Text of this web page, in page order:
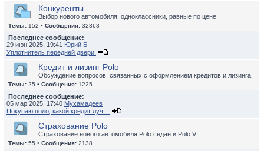
Конкуренты
Выбор нового автомобиля, одноклассники, равные по цене
Темы: 152 • Сообщения: 32363
Последнее сообщение:
29 июн 2025, 19:41 Юрий Б
Уплотнитель передней двери.
Кредит и лизинг Polo
Обсуждение вопросов, связанных с оформлением кредитов и лизинга.
Темы: 25 • Сообщения: 1225
Последнее сообщение:
05 мар 2025, 17:40 Мухамадеев
Покупаю поло, какой кредит луч…
Страхование Polo
Страхование нового автомобиля Polo седан и Polo V.
Темы: 55 • Сообщения: 2138